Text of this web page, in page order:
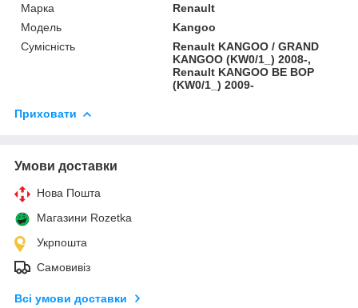
Марка
Renault
Модель
Kangoo
Сумісність
Renault KANGOO / GRAND
KANGOO (KW0/1_) 2008-,
Renault KANGOO BE BOP
(KW0/1_) 2009-
Приховати
Умови доставки
Нова Пошта
Магазини Rozetka
Укрпошта
Самовивіз
Всі умови доставки